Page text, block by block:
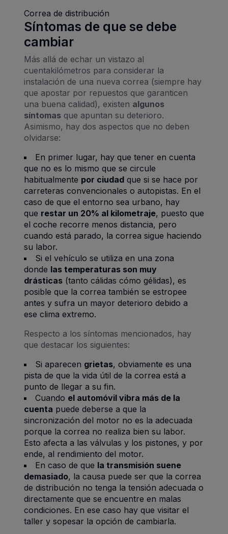
Correa de distribución
Síntomas de que se debe
cambiar
Más allá de echar un vistazo al
cuentakilómetros para considerar la
instalación de una nueva correa (siempre hay
que apostar por repuestos que garanticen
una buena calidad), existen algunos
síntomas que apuntan su deterioro.
Asimismo, hay dos aspectos que no deben
olvidarse:
En primer lugar, hay que tener en cuenta
que no es lo mismo que se circule
habitualmente por ciudad que si se hace por
carreteras convencionales o autopistas. En el
caso de que el entorno sea urbano, hay
que restar un 20% al kilometraje, puesto que
el coche recorre menos distancia, pero
cuando está parado, la correa sigue haciendo
su labor.
Si el vehículo se utiliza en una zona
donde las temperaturas son muy
drásticas (tanto cálidas cómo gélidas), es
posible que la correa también se estropee
antes y sufra un mayor deterioro debido a
ese clima extremo.
Respecto a los síntomas mencionados, hay
que destacar los siguientes:
Si aparecen grietas, obviamente es una
pista de que la vida útil de la correa está a
punto de llegar a su fin.
Cuando el automóvil vibra más de la
cuenta puede deberse a que la
sincronización del motor no es la adecuada
porque la correa no realiza bien su labor.
Esto afecta a las válvulas y los pistones, y por
ende, al rendimiento del motor.
En caso de que la transmisión suene
demasiado, la causa puede ser que la correa
de distribución no tenga la tensión adecuada o
directamente que se encuentre en malas
condiciones. En ese caso hay que visitar el
taller y sopesar la opción de cambiarla.